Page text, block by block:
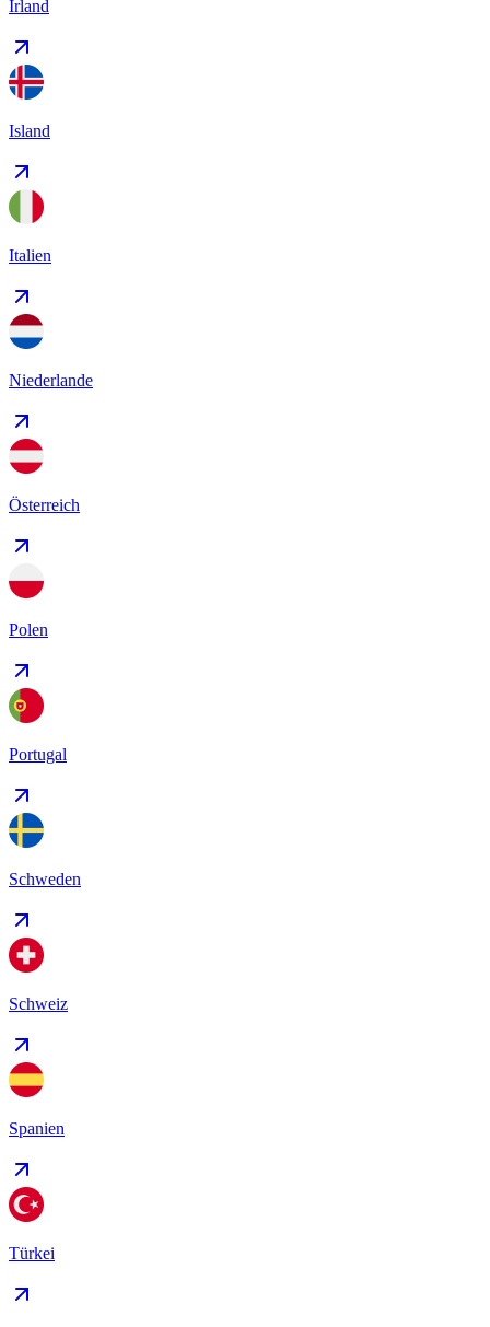
Irland
Island
Italien
Niederlande
Österreich
Polen
Portugal
Schweden
Schweiz
Spanien
Türkei